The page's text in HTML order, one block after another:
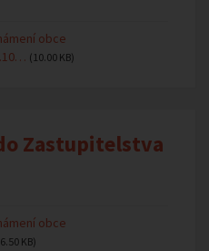
obce
(10.00 KB)
Zastupitelstva
obce
KB)